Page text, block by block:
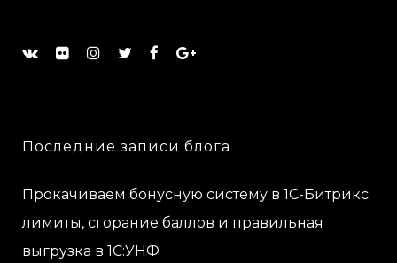
Последние записи блога
Прокачиваем бонусную систему в 1С-Битрикс:
лимиты, сгорание баллов и правильная
выгрузка в 1С:УНФ